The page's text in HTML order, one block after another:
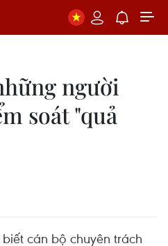
người
soát "quả
cán bộ chuyên trách